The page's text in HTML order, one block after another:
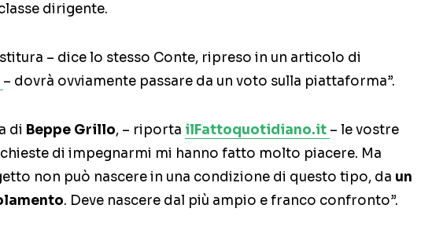
dirigente.
– dice lo stesso Conte, ripreso in un articolo di
– dovrà ovviamente passare da un voto sulla piattaforma”.
di Beppe Grillo, – riporta ilFattoquotidiano.it – le vostre
di impegnarmi mi hanno fatto molto piacere. Ma
non può nascere in una condizione di questo tipo, da un
. Deve nascere dal più ampio e franco confronto”.